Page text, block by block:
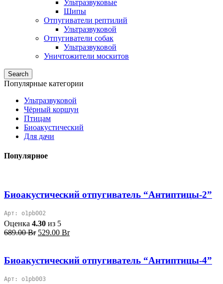
Ультразвуковые
Шипы
Отпугиватели рептилий
Ультразвуковой
Отпугиватели собак
Ультразвуковой
Уничтожители москитов
Search
Популярные категории
Ультразвуковой
Чёрный коршун
Птицам
Биоакустический
Для дачи
Популярное
Биоакустический отпугиватель “Антиптицы-2”
Арт: o1pb002
Оценка 4.30 из 5
689.00Br Первоначальная
689.00 Br.
529.00 BrТекущая
Биоакустический отпугиватель “Антиптицы-4”
Арт: o1pb003